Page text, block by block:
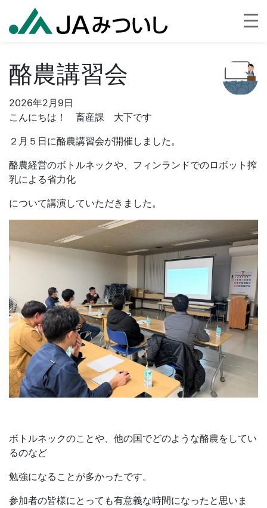
酪農講習会
2026年2月9日
こんにちは！ 畜産課 大下です
２月５日に酪農講習会が開催しました。
酪農経営のボトルネックや、フィンランドでのロボット搾
乳による省力化
について講演していただきました。
ボトルネックのことや、他の国でどのような酪農をしてい
るのなど
勉強になることが多かったです。
参加者の皆様にとっても有意義な時間になったと思いま